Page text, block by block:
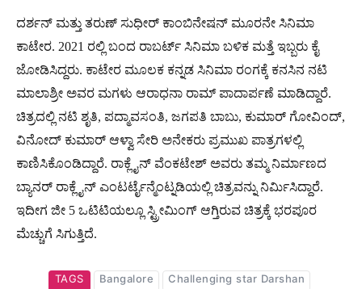
ದರ್ಶನ್ ಮತ್ತು ತರುಣ್ ಸುಧೀರ್ ಕಾಂಬಿನೇಷನ್ ಮೂರನೇ ಸಿನಿಮಾ
ಕಾಟೇರ. 2021 ರಲ್ಲಿ ಬಂದ ರಾಬರ್ಟ್ ಸಿನಿಮಾ ಬಳಿಕ ಮತ್ತೆ ಇಬ್ಬರು ಕೈ
ಜೋಡಿಸಿದ್ದರು. ಕಾಟೇರ ಮೂಲಕ ಕನ್ನಡ ಸಿನಿಮಾ ರಂಗಕ್ಕೆ ಕನಸಿನ ನಟಿ
ಮಾಲಾಶ್ರೀ ಅವರ ಮಗಳು ಆರಾಧನಾ ರಾಮ್ ಪಾದಾರ್ಪಣೆ ಮಾಡಿದ್ದಾರೆ.
ಚಿತ್ರದಲ್ಲಿ ನಟಿ ಶೃತಿ, ಪದ್ಮಾವಸಂತಿ, ಜಗಪತಿ ಬಾಬು, ಕುಮಾರ್ ಗೋವಿಂದ್,
ವಿನೋದ್ ಕುಮಾರ್ ಆಳ್ವಾ ಸೇರಿ ಅನೇಕರು ಪ್ರಮುಖ ಪಾತ್ರಗಳಲ್ಲಿ
ಕಾಣಿಸಿಕೊಂಡಿದ್ದಾರೆ. ರಾಕ್ಲೈನ್ ವೆಂಕಟೇಶ್ ಅವರು ತಮ್ಮ ನಿರ್ಮಾಣದ
ಬ್ಯಾನರ್ ರಾಕ್ಲೈನ್ ಎಂಟರ್ಟೈನ್ಮೆಂಟ್ನಡಿಯಲ್ಲಿ ಚಿತ್ರವನ್ನು ನಿರ್ಮಿಸಿದ್ದಾರೆ.
ಇದೀಗ ಜೀ 5 ಒಟಿಟಿಯಲ್ಲೂ ಸ್ಟ್ರೀಮಿಂಗ್ ಆಗ್ತಿರುವ ಚಿತ್ರಕ್ಕೆ ಭರಪೂರ
ಮೆಚ್ಚುಗೆ ಸಿಗುತ್ತಿದೆ.
TAGS Bangalore
Challenging star Darshan